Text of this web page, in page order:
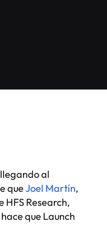
al
queJoel Martín,
HFS Research,
que Launch